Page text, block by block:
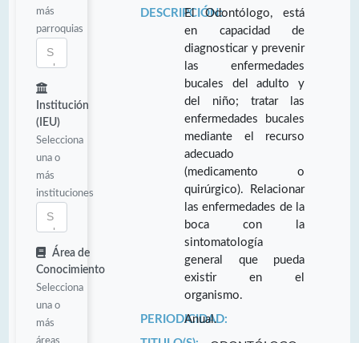
más
parroquias
Institución
(IEU)
Selecciona
una o
más
instituciones
Área de
Conocimiento
Selecciona
una o
más
áreas
DESCRIPCIÓN:El Odontólogo, está
en capacidad de
diagnosticar y prevenir
las enfermedades
bucales del adulto y
del niño; tratar las
enfermedades bucales
mediante el recurso
adecuado
(medicamento o
quirúrgico). Relacionar
las enfermedades de la
boca con la
sintomatología
general que pueda
existir en el
organismo.
PERIODICIDAD:
Anual.